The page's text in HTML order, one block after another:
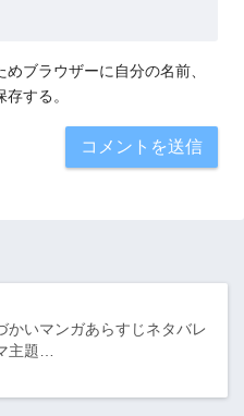
ブラウザーに自分の名前、
する。
かいマンガあらすじネタバレ
主題…